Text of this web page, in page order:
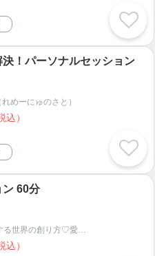
決！パーソナルセッション
めーにゅのさと）
込）
ン 60分
込）